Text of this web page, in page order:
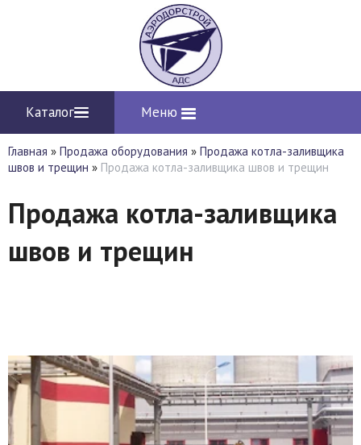
Каталог Меню
Главная » Продажа оборудования » Продажа котла-заливщика
швов и трещин » Продажа котла-заливщика швов и трещин
Продажа котла-заливщика
швов и трещин